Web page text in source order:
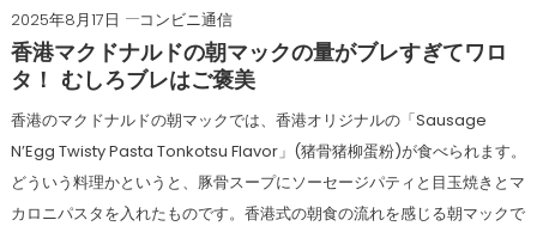
2025年8月17日
コンビニ通信
香港マクドナルドの朝マックの量がブレすぎてワロ
タ！ むしろブレはご褒美
香港のマクドナルドの朝マックでは、香港オリジナルの「Sausage
N’Egg Twisty Pasta Tonkotsu Flavor」(猪骨猪柳蛋粉)が食べられます。
どういう料理かというと、豚骨スープにソーセージパティと目玉焼きとマ
カロニパスタを入れたものです。香港式の朝食の流れを感じる朝マックで